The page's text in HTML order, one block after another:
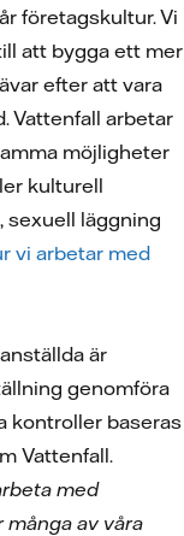
företagskultur. Vi
att bygga ett mer
efter att vara
Vattenfall arbetar
möjligheter
kulturell
sexuell läggning
vi arbetar med
är
genomföra
kontroller baseras
Vattenfall.
med
av våra